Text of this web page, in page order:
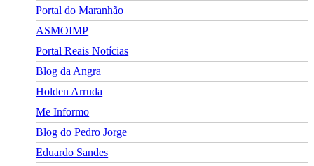
Portal do Maranhão
ASMOIMP
Portal Reais Notí­cias
Blog da Angra
Holden Arruda
Me Informo
Blog do Pedro Jorge
Eduardo Sandes